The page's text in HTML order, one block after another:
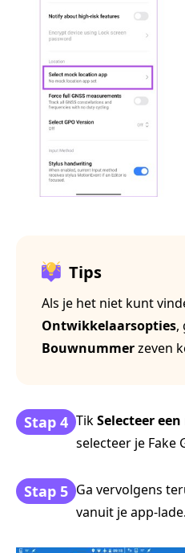
Tips
Als je het niet kunt
Ontwikkelaarsopties,
Bouwnummerzeven
Stap 4 TikSelecteer
selecteer je Fake
Stap 5 Ga vervolgens
vanuit je app-lade.